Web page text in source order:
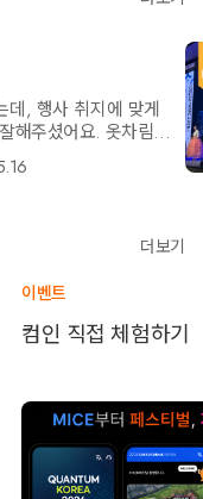
데, 행사 취지에 맞게
해주셨어요. 옷차림도
어울리고 예쁘게 입고
층 더 빛났습니다.
로 마칠 수 있었습니다.
이벤트
컴인 직접 체험하기
더보기